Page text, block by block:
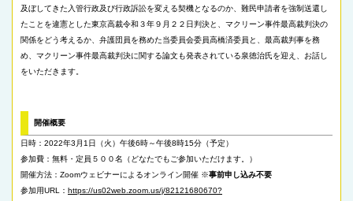
及ぼしてきた入管行政及び行政訴訟を変える契機となるのか、難民申請者を強制送還し
たことを違憲とした東京高裁令和３年９月２２日判決と、マクリーン事件最高裁判決の
関係をどう考えるか、弁護団員を務めた当委員会委員高橋済委員と、最高裁判事を務
め、マクリーン事件最高裁判決に関する論文も発表されている泉徳治氏を迎え、お話し
をいただきます。
開催概要
日時：2022年3月1日（火）午後6時～午後8時15分（予定）
参加費：無料・定員５００名（どなたでもご参加いただけます。）
開催方法：Zoomウェビナーによるオンライン開催 ※事前申し込み不要
参加用URL： https://us02web.zoom.us/j/82121680670?